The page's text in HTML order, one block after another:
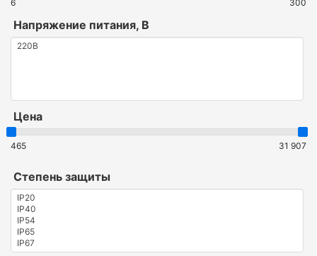
6 300
Напряжение питания, В
Цена
465 31 907
Степень защиты